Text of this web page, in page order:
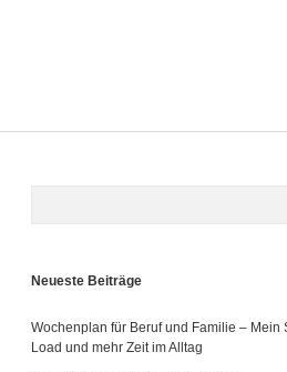
Neueste Beiträge
Wochenplan für Beruf und Familie – Mein
Load und mehr Zeit im Alltag